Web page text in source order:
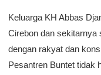
Keluarga KH Abbas
Cirebon dan sekitarnya
dengan rakyat dan
Pesantren Buntet tidak